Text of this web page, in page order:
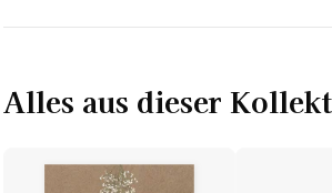
Alles aus dieser